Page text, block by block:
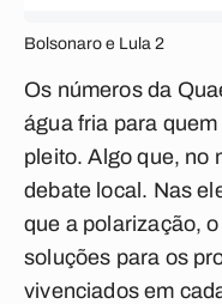
Bolsonaro e Lula 2
Os números da
água fria para
pleito. Algo que, no
debate local. Nas
que a polarização,
soluções para os
vivenciados em